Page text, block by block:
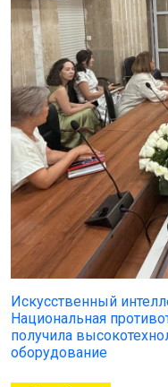
Искусственный
Национальная
получила
оборудование